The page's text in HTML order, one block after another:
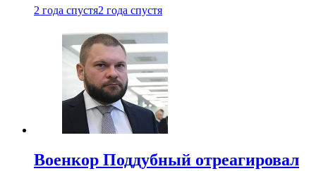
2 года спустя2 года спустя
Военкор Поддубный отреагировал